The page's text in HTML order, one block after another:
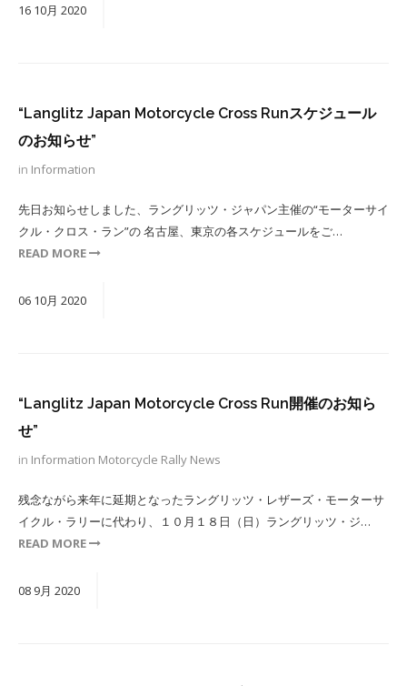
16 10月 2020
“Langlitz Japan Motorcycle Cross Runスケジュール
のお知らせ”
in Information
先日お知らせしました、ラングリッツ・ジャパン主催の“モーターサイ
クル・クロス・ラン”の 名古屋、東京の各スケジュールをご…
READ MORE
06 10月 2020
“Langlitz Japan Motorcycle Cross Run開催のお知ら
せ”
in Information Motorcycle Rally News
残念ながら来年に延期となったラングリッツ・レザーズ・モーターサ
イクル・ラリーに代わり、１０月１８日（日）ラングリッツ・ジ…
READ MORE
08 9月 2020